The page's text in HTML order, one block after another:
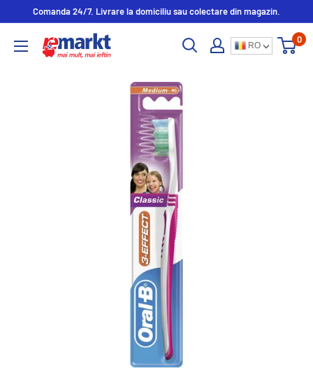
Comanda 24/7. Livrare la domiciliu sau colectare din magazin.
RO
0